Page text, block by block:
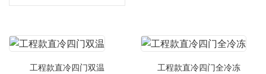
工程款直冷四门双温 工程款直冷四门全冷冻